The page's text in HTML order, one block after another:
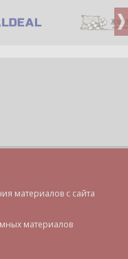
материалов с сайта
материалов